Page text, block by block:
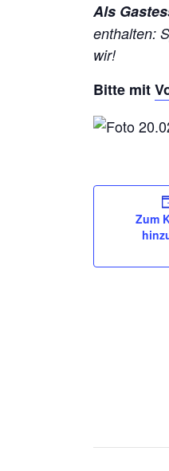
Als
enthalten:
wir!
Bitte mit
Zum